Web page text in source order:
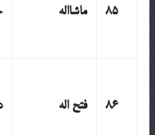
85 ماشااله
86 فتح اله